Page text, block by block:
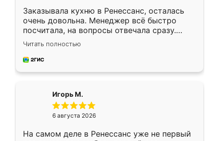
Заказывала кухню в Ренессанс, осталась
очень довольна. Менеджер всё быстро
посчитала, на вопросы отвечала сразу.
Замерщик приехал в субботу, подошёл к
делу со всей ответственностью. Собрали
за день, ребята работали аккуратно, даже
Читать полностью
Игорь М.
6 августа 2026
На самом деле в Ренессанс уже не первый